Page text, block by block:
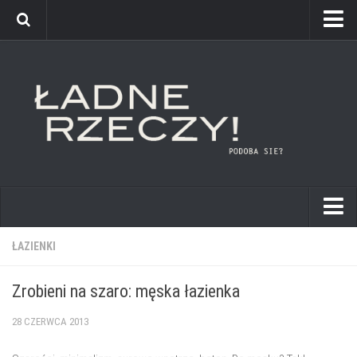
kuchnie
pokoje dziecięce
ŁAZIENKI
Zrobieni na szaro: męska łazienka
28 CZERWCA 2013